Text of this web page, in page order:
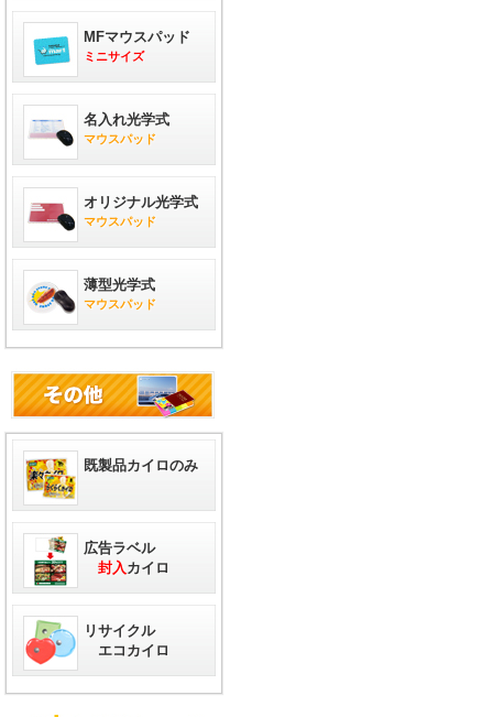
MFマウスパッド
ミニサイズ
名入れ光学式
マウスパッド
オリジナル光学式
マウスパッド
薄型光学式
マウスパッド
既製品カイロのみ
広告ラベル
封入 カイロ
リサイクル
エコカイロ